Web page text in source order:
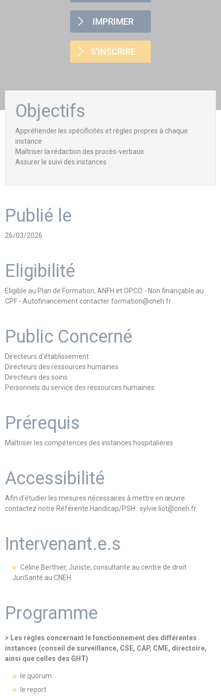
IMPRIMER
S'INSCRIRE
Objectifs
Appréhender les spécificités et règles propres à chaque
instance
Maîtriser la rédaction des procès-verbaux
Assurer le suivi des instances
Publié le
26/03/2026
Eligibilité
Eligible au Plan de Formation, ANFH et OPCO - Non finançable au
CPF - Autofinancement contacter formation@cneh.fr
Public Concerné
Directeurs d'établissement
Directeurs des ressources humaines
Directeurs des soins
Personnels du service des ressources humaines
Prérequis
Maîtriser les compétences des instances hospitalières
Accessibilité
Afin d’étudier les mesures nécessaires à mettre en œuvre
contactez notre Référente Handicap/PSH : sylvie.liot@cneh.fr
Intervenant.e.s
Céline Berthier, Juriste, consultante au centre de droit
JuriSanté au CNEH
Programme
> Les règles concernant le fonctionnement des différentes
instances (conseil de surveillance, CSE, CAP, CME, directoire,
ainsi que celles des GHT)
le quorum
le report